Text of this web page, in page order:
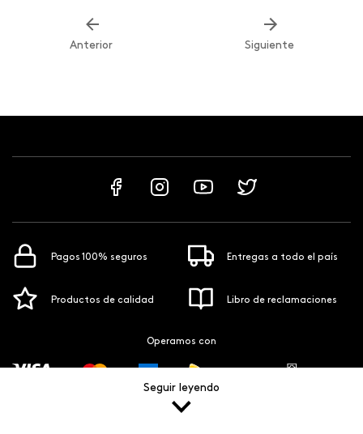
Seguir leyendo
Anterior Siguiente
Pagos 100% seguros Entregas a todo el país
Productos de calidad Libro de reclamaciones
Operamos con